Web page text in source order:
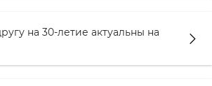
на 30-летие актуальны на